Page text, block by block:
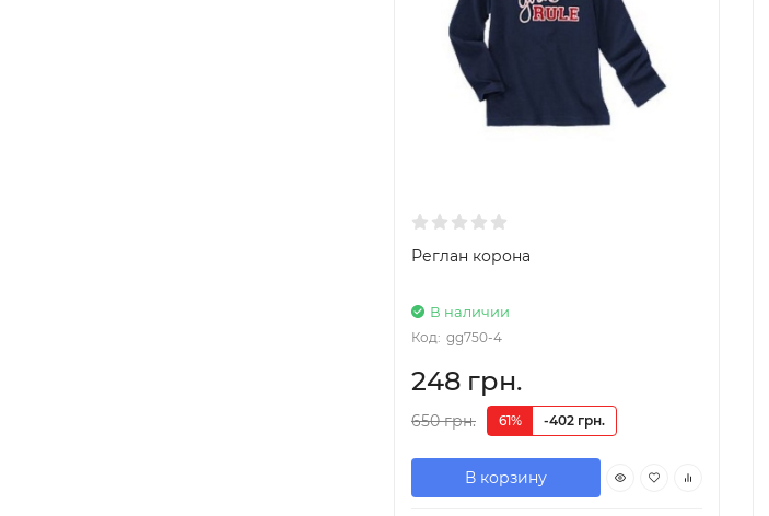
Реглан корона
В наличии
Код: gg750-4
248 грн.
650 грн. 61% -402 грн.
В корзину